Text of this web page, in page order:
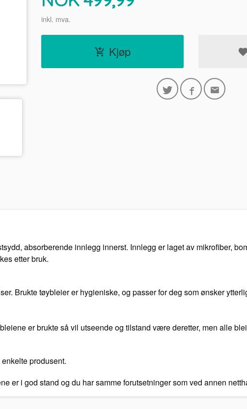
inkl. mva.
Kjøp
absorberende innlegg innerst. Innlegg er laget av mikrofiber,
etter bruk.
Brukte tøybleier er hygieniske, og passer for deg som ønsker
er brukte så vil utseende og tilstand være deretter, men alle
produsent.
er i god stand og du har samme forutsetninger som ved annen